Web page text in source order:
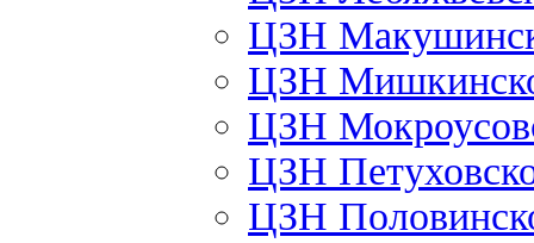
ЦЗН
ЦЗН
ЦЗН
ЦЗН
ЦЗН